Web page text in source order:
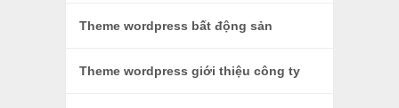
Theme wordpress bất động sản
Theme wordpress giới thiệu công ty